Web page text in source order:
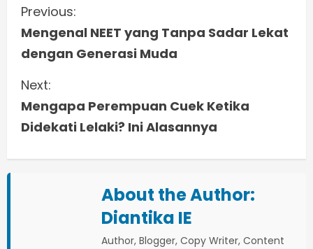
C
o
n
t
i
n
Previous:
Mengenal NEET yang Tanpa Sadar Lekat
dengan Generasi Muda
Next:
Mengapa Perempuan Cuek Ketika
Didekati Lelaki? Ini Alasannya
About the Author:
Diantika IE
Author, Blogger, Copy Writer, Content